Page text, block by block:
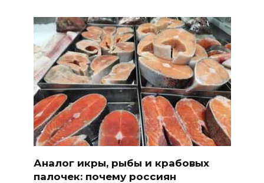
Аналог икры, рыбы и крабовых
палочек: почему россиян